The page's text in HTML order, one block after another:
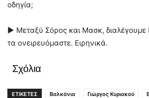
οδηγία;
► Μεταξύ Σόρος και Μασκ,
τα ονειρευόμαστε. Ειρηνικά.
Σχόλια
ΕΤΙΚΕΤΕΣ Βαλκάνια Γιώργος Κυριακού